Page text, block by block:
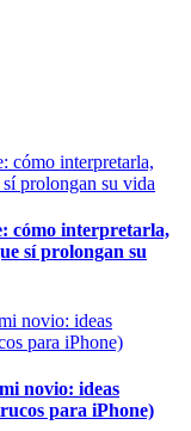
cómo interpretarla,
sí prolongan su
novio: ideas
para iPhone)